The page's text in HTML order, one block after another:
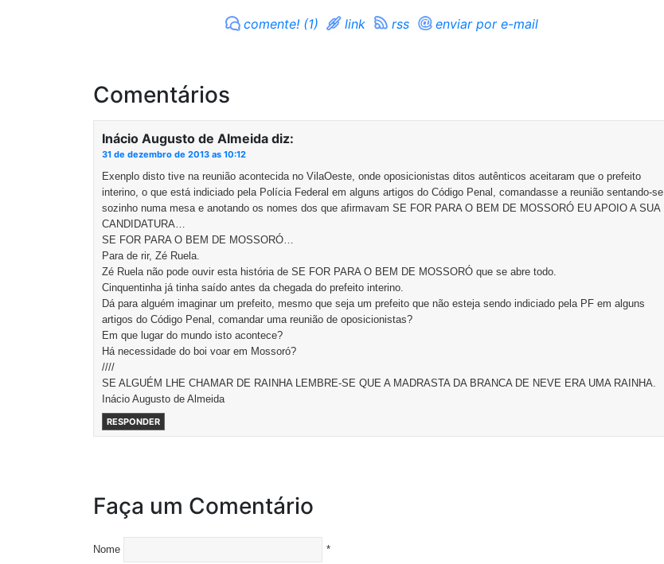
comente! (1) link rss enviar por e-mail
Comentários
Inácio Augusto de Almeida diz:
31 de dezembro de 2013 as 10:12
Exenplo disto tive na reunião acontecida no VilaOeste, onde oposicionistas ditos autênticos aceitaram que o prefeito
interino, o que está indiciado pela Polícia Federal em alguns artigos do Código Penal, comandasse a reunião sentando-se
sozinho numa mesa e anotando os nomes dos que afirmavam SE FOR PARA O BEM DE MOSSORÓ EU APOIO A SUA
CANDIDATURA…
SE FOR PARA O BEM DE MOSSORÓ…
Para de rir, Zé Ruela.
Zé Ruela não pode ouvir esta história de SE FOR PARA O BEM DE MOSSORÓ que se abre todo.
Cinquentinha já tinha saído antes da chegada do prefeito interino.
Dá para alguém imaginar um prefeito, mesmo que seja um prefeito que não esteja sendo indiciado pela PF em alguns
artigos do Código Penal, comandar uma reunião de oposicionistas?
Em que lugar do mundo isto acontece?
Há necessidade do boi voar em Mossoró?
////
SE ALGUÉM LHE CHAMAR DE RAINHA LEMBRE-SE QUE A MADRASTA DA BRANCA DE NEVE ERA UMA RAINHA.
Inácio Augusto de Almeida
RESPONDER
Faça um Comentário
Nome *